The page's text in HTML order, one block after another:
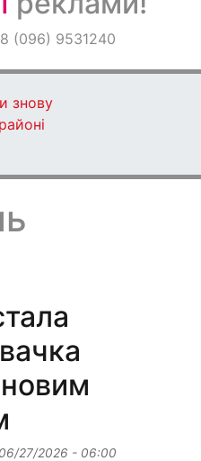
(096) 9531240
27/2026 - 06:00